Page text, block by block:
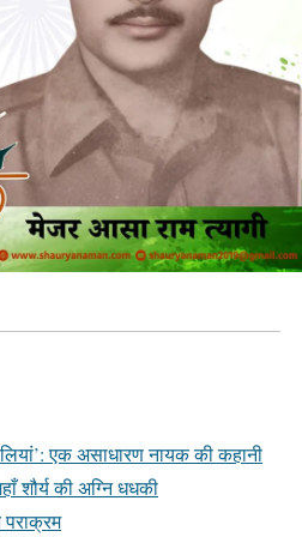
एक असाधारण नायक की कहानी
शौर्य की अग्नि धधकी